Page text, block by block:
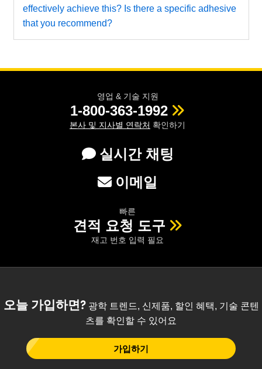
effectively achieve this? Is there a specific adhesive
that you recommend?
영업 & 기술 지원
1-800-363-1992
본사 및 지사별 연락처 확인하기
실시간 채팅
이메일
빠른
견적 요청 도구
재고 번호 입력 필요
오늘 가입하면?광학 트렌드, 신제품, 할인 혜택, 기술 콘텐
츠를 확인할 수 있어요
가입하기